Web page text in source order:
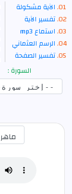
الآية مشكولة
تفسير الآية
استماع mp3
الرسم العثماني
تفسير الصفحة
السورة :